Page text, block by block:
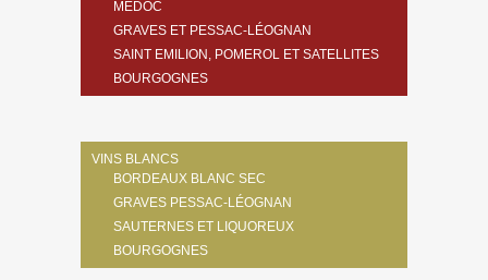
MÉDOC
GRAVES ET PESSAC-LÉOGNAN
SAINT EMILION, POMEROL ET SATELLITES
BOURGOGNES
VINS BLANCS
BORDEAUX BLANC SEC
GRAVES PESSAC-LÉOGNAN
SAUTERNES ET LIQUOREUX
BOURGOGNES